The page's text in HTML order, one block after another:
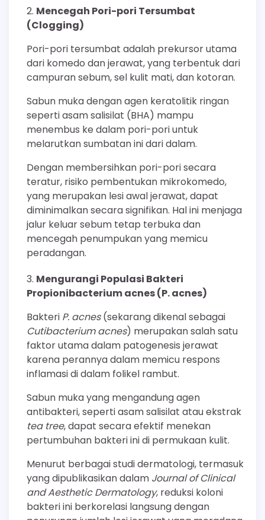
Mencegah Pori-pori Tersumbat
(Clogging)
Pori-pori tersumbat adalah prekursor utama
dari komedo dan jerawat, yang terbentuk dari
campuran sebum, sel kulit mati, dan kotoran.
Sabun muka dengan agen keratolitik ringan
seperti asam salisilat (BHA) mampu
menembus ke dalam pori-pori untuk
melarutkan sumbatan ini dari dalam.
Dengan membersihkan pori-pori secara
teratur, risiko pembentukan mikrokomedo,
yang merupakan lesi awal jerawat, dapat
diminimalkan secara signifikan. Hal ini menjaga
jalur keluar sebum tetap terbuka dan
mencegah penumpukan yang memicu
peradangan.
Mengurangi Populasi Bakteri
Propionibacterium acnes (P. acnes)
Bakteri P. acnes(sekarang dikenal sebagai
Cutibacterium acnes) merupakan salah satu
faktor utama dalam patogenesis jerawat
karena perannya dalam memicu respons
inflamasi di dalam folikel rambut.
Sabun muka yang mengandung agen
antibakteri, seperti asam salisilat atau ekstrak
tea tree, dapat secara efektif menekan
pertumbuhan bakteri ini di permukaan kulit.
Menurut berbagai studi dermatologi, termasuk
yang dipublikasikan dalam Journal of Clinical
and Aesthetic Dermatology, reduksi koloni
bakteri ini berkorelasi langsung dengan